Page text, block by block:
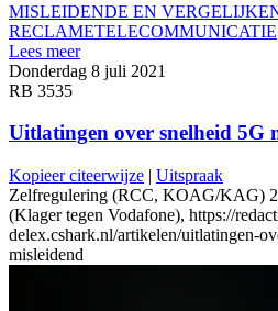
MISLEIDENDE EN
RECLAMETELECOMMUNICATIE
Lees meer
Donderdag 8 juli 2021
RB 3535
Uitlatingen over snelheid 5G
Kopieer citeerwijze | Uitspraak
Zelfregulering (RCC, KOAG/KAG)
(Klager tegen Vodafone), https://
delex.cshark.nl/artikelen/uitlatingen-
misleidend